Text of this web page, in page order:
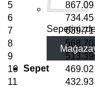
Sepet
5
867.09
6
734.45
7
639.71
8
568.70
9
513.39
10
469.02
11
432.93